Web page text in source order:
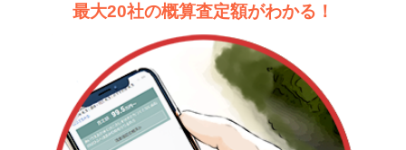
最大20社の概算査定額がわかる！